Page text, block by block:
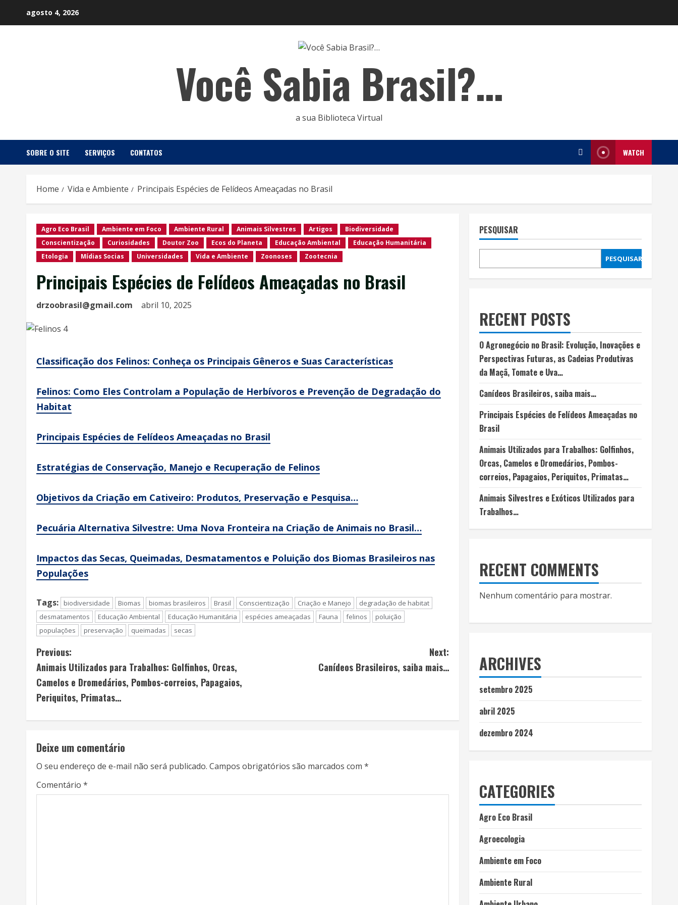
agosto 4, 2026
Você Sabia Brasil?…
a sua Biblioteca Virtual
SOBRE O SITE SERVIÇOS CONTATOS WATCH
Home Vida e Ambiente Principais Espécies de Felídeos Ameaçadas no Brasil
Agro Eco Brasil Ambiente em Foco Ambiente Rural Animais Silvestres Artigos
Biodiversidade
Conscientização
Curiosidades Doutor Zoo Ecos do Planeta Educação Ambiental
Educação Humanitária
Etologia
Mídias Socias Universidades Vida e Ambiente Zoonoses Zootecnia
Principais Espécies de Felídeos Ameaçadas no Brasil
drzoobrasil@gmail.com abril 10, 2025
Classificação dos Felinos: Conheça os Principais Gêneros e Suas Características
Felinos: Como Eles Controlam a População de Herbívoros e Prevenção de Degradação do
Habitat
Principais Espécies de Felídeos Ameaçadas no Brasil
Estratégias de Conservação, Manejo e Recuperação de Felinos
Objetivos da Criação em Cativeiro: Produtos, Preservação e Pesquisa…
Pecuária Alternativa Silvestre: Uma Nova Fronteira na Criação de Animais no Brasil…
Impactos das Secas, Queimadas, Desmatamentos e Poluição dos Biomas Brasileiros nas
Populações
Tags: biodiversidade Biomas biomas brasileiros Brasil Conscientização Criação e Manejo
degradação de habitat
desmatamentos
Educação Ambiental Educação Humanitária espécies ameaçadas Fauna felinos
poluição
populações
preservação queimadas secas
C
o
n
t
i
n
u
e
Previous:
Animais Utilizados para Trabalhos: Golfinhos, Orcas,
Camelos e Dromedários, Pombos-correios, Papagaios,
Periquitos, Primatas…
Next:
Canídeos Brasileiros, saiba mais…
Deixe um comentário
O seu endereço de e-mail não será publicado. Campos obrigatórios são marcados com *
Comentário *
PESQUISAR
PESQUISAR
RECENT POSTS
O Agronegócio no Brasil: Evolução, Inovações e
Perspectivas Futuras, as Cadeias Produtivas
da Maçã, Tomate e Uva…
Canídeos Brasileiros, saiba mais…
Principais Espécies de Felídeos Ameaçadas no
Brasil
Animais Utilizados para Trabalhos: Golfinhos,
Orcas, Camelos e Dromedários, Pombos-
correios, Papagaios, Periquitos, Primatas…
Animais Silvestres e Exóticos Utilizados para
Trabalhos…
RECENT COMMENTS
Nenhum comentário para mostrar.
ARCHIVES
setembro 2025
abril 2025
dezembro 2024
CATEGORIES
Agro Eco Brasil
Agroecologia
Ambiente em Foco
Ambiente Rural